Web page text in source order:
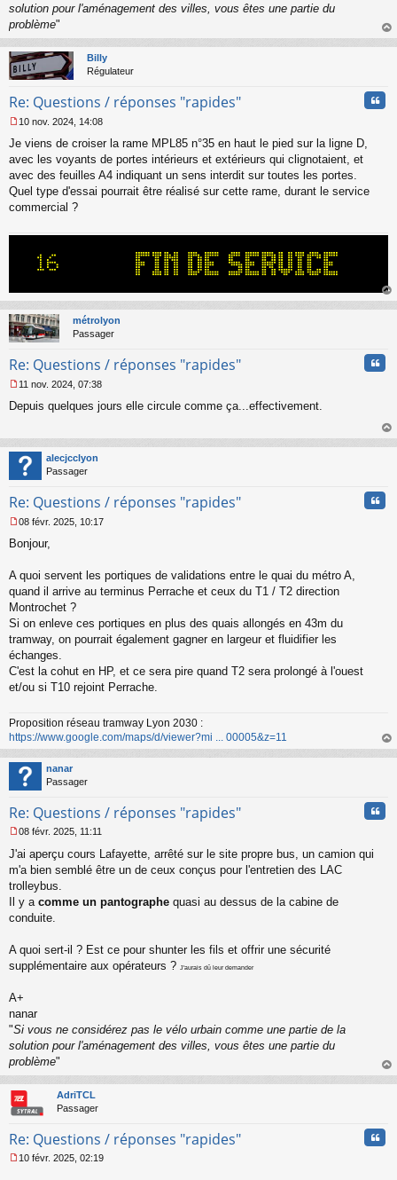
o
n
u
solution pour l'aménagement des villes, vous êtes une partie du
problème"
au
Billy
Régulateur
Re: Questions / réponses "rapides"
e
s
s
g
e
o
10 nov. 2024, 14:08
Je viens de croiser la rame MPL85 n°35 en haut le pied sur la ligne D,
avec les voyants de portes intérieurs et extérieurs qui clignotaient, et
avec des feuilles A4 indiquant un sens interdit sur toutes les portes.
Quel type d'essai pourrait être réalisé sur cette rame, durant le service
commercial ?
au
métrolyon
Passager
Re: Questions / réponses "rapides"
e
a
g
e
o
l
u
11 nov. 2024, 07:38
Depuis quelques jours elle circule comme ça...effectivement.
au
alecjcclyon
Passager
Re: Questions / réponses "rapides"
e
s
g
e
n
o
n
u
08 févr. 2025, 10:17
Bonjour,
A quoi servent les portiques de validations entre le quai du métro A,
quand il arrive au terminus Perrache et ceux du T1 / T2 direction
Montrochet ?
Si on enleve ces portiques en plus des quais allongés en 43m du
tramway, on pourrait également gagner en largeur et fluidifier les
échanges.
C'est la cohut en HP, et ce sera pire quand T2 sera prolongé à l'ouest
et/ou si T10 rejoint Perrache.
Proposition réseau tramway Lyon 2030 :
https://www.google.com/maps/d/viewer?mi ... 00005&z=11
au
nanar
Passager
Re: Questions / réponses "rapides"
e
s
s
g
e
o
08 févr. 2025, 11:11
J'ai aperçu cours Lafayette, arrêté sur le site propre bus, un camion qui
m'a bien semblé être un de ceux conçus pour l'entretien des LAC
trolleybus.
Il y a comme un pantographe quasi au dessus de la cabine de
conduite.
A quoi sert-il ? Est ce pour shunter les fils et offrir une sécurité
supplémentaire aux opérateurs ?
J'aurais dû leur demander
A+
nanar
"Si vous ne considérez pas le vélo urbain comme une partie de la
solution pour l'aménagement des villes, vous êtes une partie du
problème"
au
AdriTCL
Passager
Re: Questions / réponses "rapides"
10 févr. 2025, 02:19